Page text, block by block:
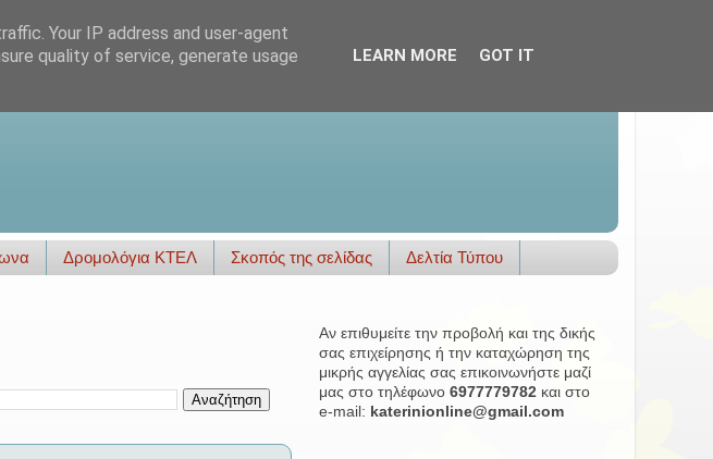
Δρομολόγια ΚΤΕΛ Σκοπός της σελίδας Δελτία Τύπου
Αν επιθυμείτε την προβολή και της δικής
σας επιχείρησης ή την καταχώρηση της
μικρής αγγελίας σας επικοινωνήστε μαζί
μας στο τηλέφωνο 6977779782 και στο
e-mail: katerinionline@gmail.com
Your IP address and user-agent
quality of service, generate usage
LEARN MORE GOT IT